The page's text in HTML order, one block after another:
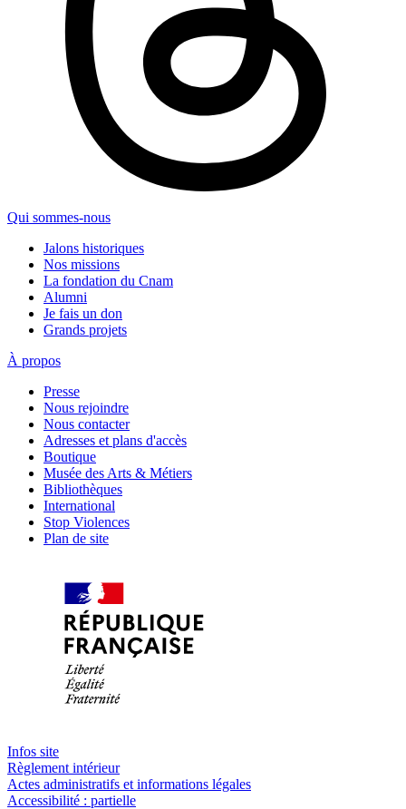
Qui sommes-nous
Jalons historiques
Nos missions
La fondation du Cnam
Alumni
Je fais un don
Grands projets
À propos
Presse
Nous rejoindre
Nous contacter
Adresses et plans d'accès
Boutique
Musée des Arts & Métiers
Bibliothèques
International
Stop Violences
Plan de site
Infos site
Règlement intérieur
Actes administratifs et informations légales
Accessibilité : partielle